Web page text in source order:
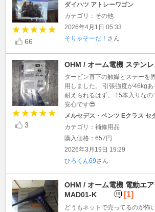
66
ダイハツ アトレーワゴン
カテゴリ：その他
2026年4月1日 05:33
そりゃそーだ！ さん
3
OHM / オーム電機 ステンレ
タービン直下の触媒とステーを
用しました。 引張強度が46kg
耐えられるはず。 15本入りなの
安心です😎
メルセデス・ベンツ Eクラス セ
カテゴリ：補修用品
購入価格：657円
2026年3月19日 19:29
ひろくん69さん
OHM / オーム電機 電動エ
MAD01-K
[1]
どうもネットで売ってるのが怖